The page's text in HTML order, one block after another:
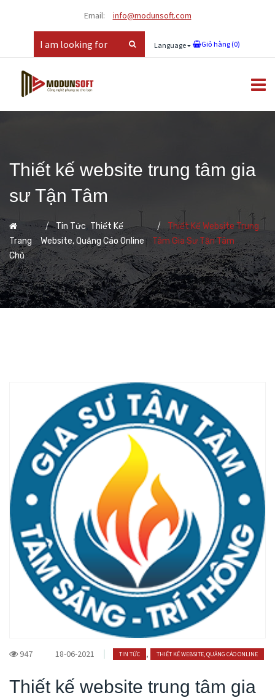
Email: info@modunsoft.com
Language Giỏ hàng (0)
Thiết kế website trung tâm gia
sư Tận Tâm
Trang
Chủ
Tin Tức, Thiết Kế
Website, Quảng Cáo Online
Thiết Kế Website Trung
Tâm Gia Sư Tận Tâm
947 18-06-2021 TIN TỨC , THIẾT KẾ WEBSITE, QUẢNG CÁO ONLINE
Thiết kế website trung tâm gia